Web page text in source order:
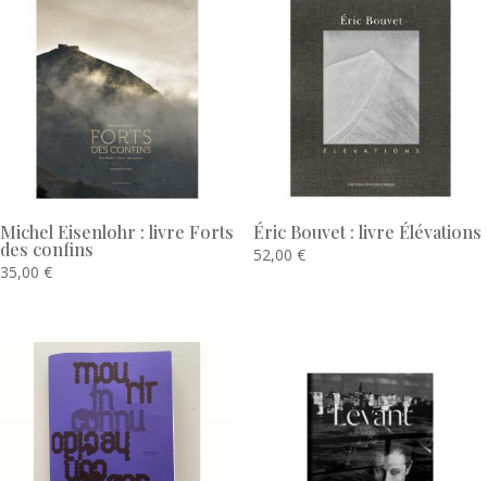
Michel Eisenlohr : livre Forts
des confins
35,00 €
Éric Bouvet : livre Élévations
52,00 €